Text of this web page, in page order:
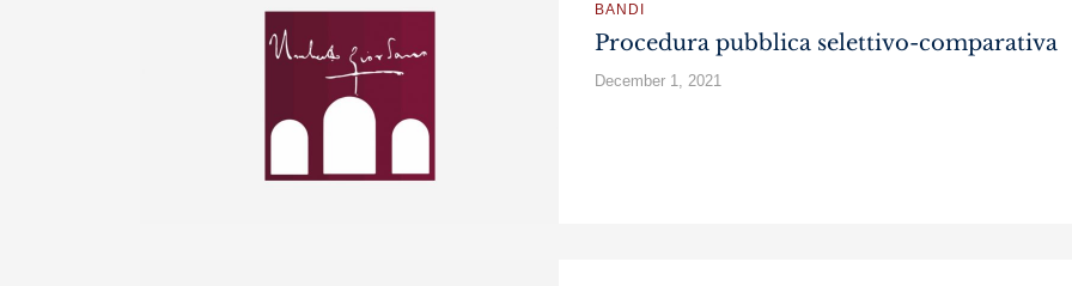
BANDI
Procedura pubblica selettivo-comparativa
December 1, 2021